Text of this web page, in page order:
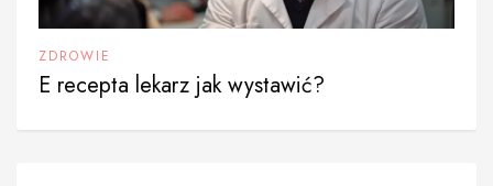
ZDROWIE
E recepta lekarz jak wystawić?